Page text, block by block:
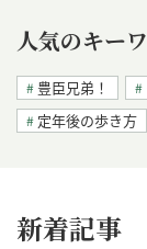
人気のキー
豊臣兄弟！
定年後の歩き方
新着記事